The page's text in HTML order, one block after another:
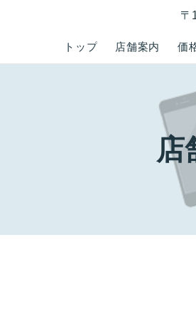
トップ 店舗案内 価
〒
店